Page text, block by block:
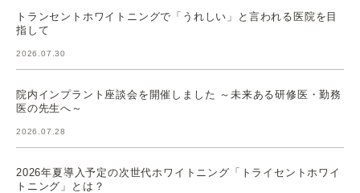
トランセントホワイトニングで「うれしい」と言われる医院を目
指して
2026.07.30
院内インプラント座談会を開催しました ～未来ある研修医・勤務
医の先生へ～
2026.07.28
2026年夏導入予定の次世代ホワイトニング「トライセントホワイ
トニング」とは？